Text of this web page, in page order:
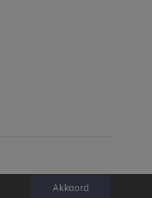
Akkoord
Privacyverklaring